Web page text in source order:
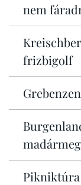
nem
frizbigolf
Pikniktúra